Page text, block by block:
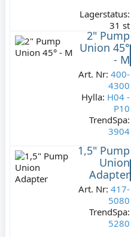
Lagerstatus:
31 st
149 kr
Varav moms:
29,80 kr
2" Pump
Union 45°
- M
Art. Nr:400-
4300
Hylla: H04 -
P10
TrendSpa:
3904
Lagerstatus:
3 st
199 kr
Varav moms:
39,80 kr
1,5" Pump
Union
Adapter
Art. Nr:417-
5080
TrendSpa:
5280